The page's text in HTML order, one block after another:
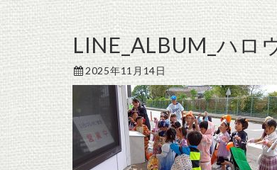
LINE_ALBUM_ハロ
2025年11月14日